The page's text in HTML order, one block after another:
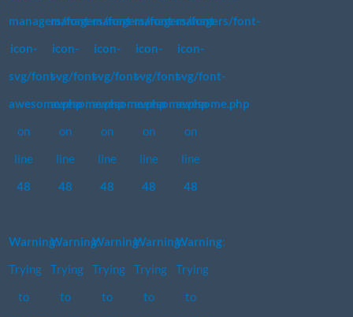
managers/font-
icon-
svg/font-
awesome.php
on
line
48
Warning:
Trying
to
managers/font-
icon-
svg/font-
awesome.php
on
line
48
Warning:
Trying
to
managers/font-
icon-
svg/font-
awesome.php
on
line
48
Warning:
Trying
to
managers/font-
icon-
svg/font-
awesome.php
on
line
48
Warning:
Trying
to
managers/font-
icon-
svg/font-
awesome.php
on
line
48
Warning:
Trying
to